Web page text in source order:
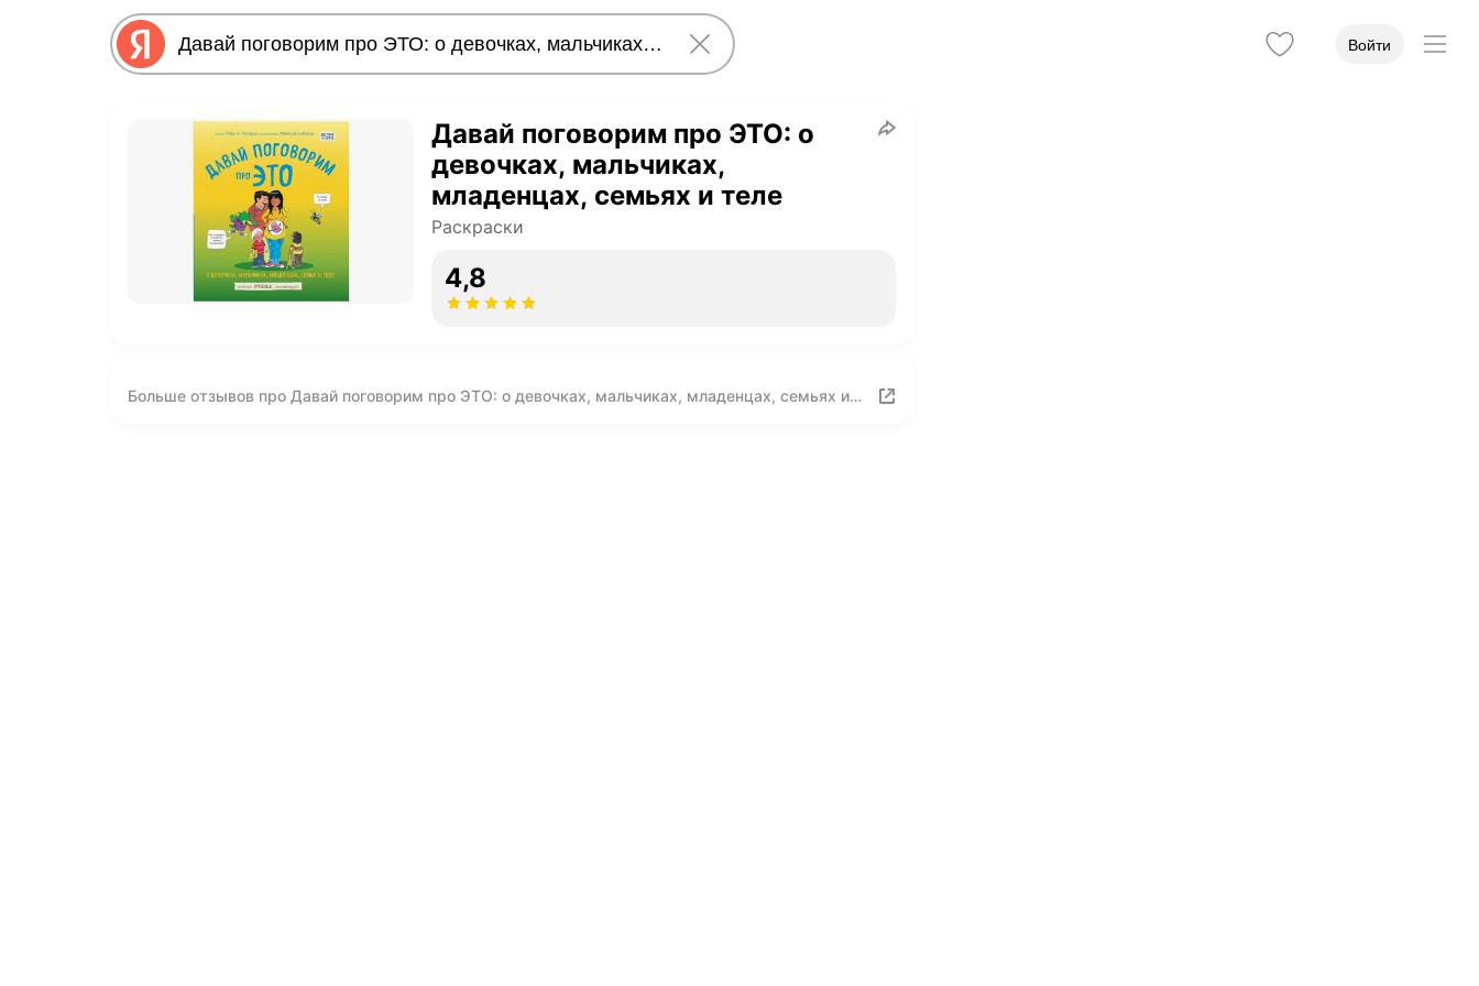
Войти
Давай поговорим про ЭТО: о
девочках, мальчиках,
младенцах, семьях и теле
Раскраски
4,8
Больше отзывов про Давай поговорим про ЭТО: о девочках, мальчиках, младенцах, семьях и